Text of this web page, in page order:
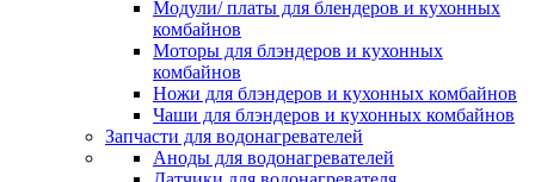
Модули/ платы для блендеров и кухонных
комбайнов
Моторы для блэндеров и кухонных
комбайнов
Ножи для блэндеров и кухонных комбайнов
Чаши для блэндеров и кухонных комбайнов
Запчасти для водонагревателей
Аноды для водонагревателей